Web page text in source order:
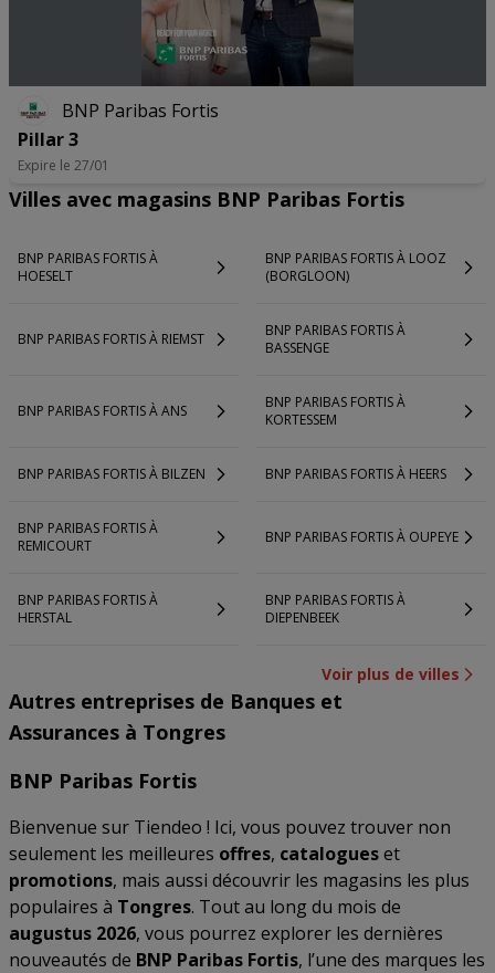
BNP Paribas Fortis
Pillar 3
Expire le 27/01
Villes avec magasins BNP Paribas Fortis
BNP PARIBAS FORTIS À
HOESELT
BNP PARIBAS FORTIS À LOOZ
(BORGLOON)
BNP PARIBAS FORTIS À RIEMST
BNP PARIBAS FORTIS À
BASSENGE
BNP PARIBAS FORTIS À ANS
BNP PARIBAS FORTIS À
KORTESSEM
BNP PARIBAS FORTIS À BILZEN BNP PARIBAS FORTIS À HEERS
BNP PARIBAS FORTIS À
REMICOURT
BNP PARIBAS FORTIS À OUPEYE
BNP PARIBAS FORTIS À
HERSTAL
BNP PARIBAS FORTIS À
DIEPENBEEK
Voir plus de villes
Autres entreprises de Banques et
Assurances à Tongres
BNP Paribas Fortis
Bienvenue sur Tiendeo ! Ici, vous pouvez trouver non
seulement les meilleures offres, catalogueset
promotions, mais aussi découvrir les magasins les plus
populaires à Tongres. Tout au long du mois de
augustus 2026, vous pourrez explorer les dernières
nouveautés de BNP Paribas Fortis, l’une des marques les